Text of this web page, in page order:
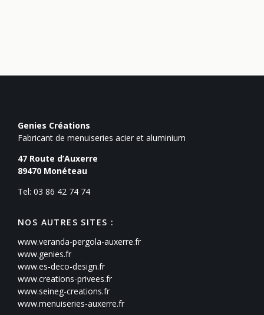
Genies Créations
Fabricant de menuiseries acier et aluminium
47 Route d’Auxerre
89470 Monéteau
Tel: 03 86 42 74 74
NOS AUTRES SITES :
www.veranda-pergola-auxerre.fr
www.genies.fr
www.es-deco-design.fr
www.creations-privees.fr
www.seineg-creations.fr
www.menuiseries-auxerre.fr